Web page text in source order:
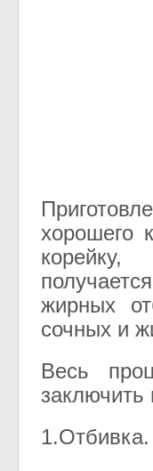
хорошего
корейку,
жирных
сочных и
Весь
заключить
1.Отбивка.